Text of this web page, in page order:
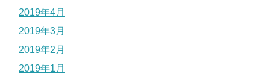
2019年4月
2019年3月
2019年2月
2019年1月